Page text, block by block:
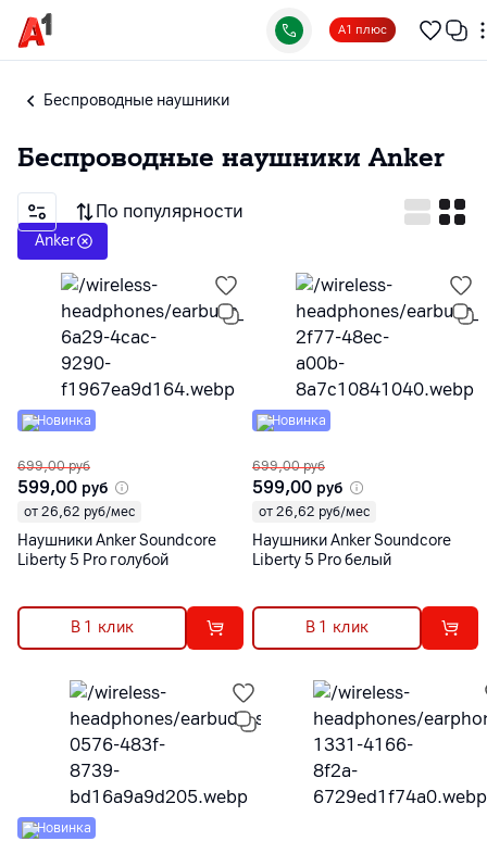
А1 плюс
Беспроводные наушники
Беспроводные наушники Anker
По популярности
Anker
Новинка
699,00 руб
599,00 руб
от 26,62 руб/мес
Наушники Anker Soundcore
Liberty 5 Pro голубой
В 1 клик
Новинка
699,00 руб
599,00 руб
от 26,62 руб/мес
Наушники Anker Soundcore
Liberty 5 Pro белый
В 1 клик
Новинка